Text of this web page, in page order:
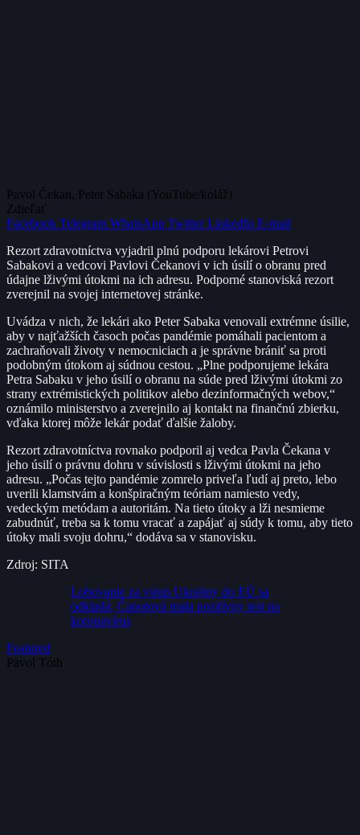
Pavol Čekan, Peter Sabaka (YouTube/koláž)
Zdieľať
Facebook Telegram WhatsApp Twitter LinkedIn E-mail
Rezort zdravotníctva vyjadril plnú podporu lekárovi Petrovi
Sabakovi a vedcovi Pavlovi Čekanovi v ich úsilí o obranu pred
údajne lživými útokmi na ich adresu. Podporné stanoviská rezort
zverejnil na svojej internetovej stránke.
Uvádza v nich, že lekári ako Peter Sabaka venovali extrémne úsilie,
aby v najťažších časoch počas pandémie pomáhali pacientom a
zachraňovali životy v nemocniciach a je správne brániť sa proti
podobným útokom aj súdnou cestou. „Plne podporujeme lekára
Petra Sabaku v jeho úsilí o obranu na súde pred lživými útokmi zo
strany extrémistických politikov alebo dezinformačných webov,“
oznámilo ministerstvo a zverejnilo aj kontakt na finančnú zbierku,
vďaka ktorej môže lekár podať ďalšie žaloby.
Rezort zdravotníctva rovnako podporil aj vedca Pavla Čekana v
jeho úsilí o právnu dohru v súvislosti s lživými útokmi na jeho
adresu. „Počas tejto pandémie zomrelo priveľa ľudí aj preto, lebo
uverili klamstvám a konšpiračným teóriam namiesto vedy,
vedeckým metódam a autoritám. Na tieto útoky a lži nesmieme
zabudnúť, treba sa k tomu vracať a zapájať aj súdy k tomu, aby tieto
útoky mali svoju dohru,“ dodáva sa v stanovisku.
Zdroj: SITA
Lobovanie za vstup Ukrajiny do EÚ sa
odkladá, Čaputová mala pozitívny test na
koronavírus
Featured
Pavol Tóth